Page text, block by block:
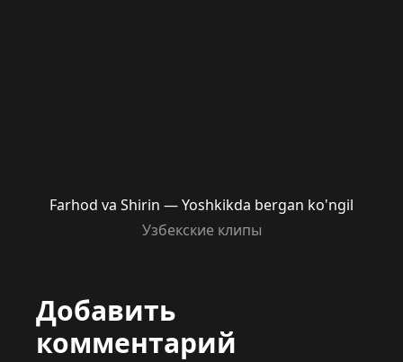
Farhod va Shirin — Yoshkikda bergan ko'ngil
Узбекские клипы
Добавить
комментарий